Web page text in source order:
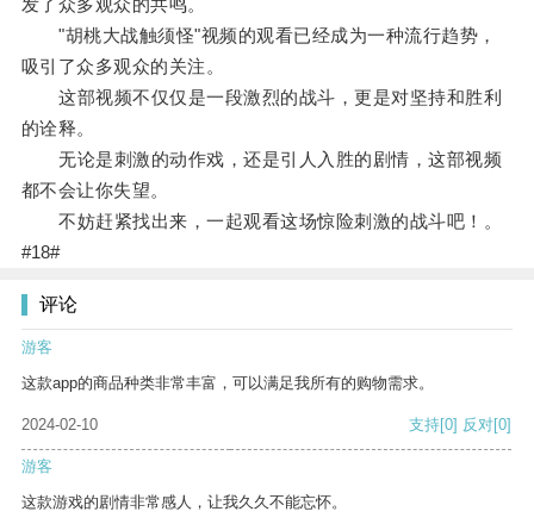
发了众多观众的共鸣。
"胡桃大战触须怪"视频的观看已经成为一种流行趋势，
吸引了众多观众的关注。
这部视频不仅仅是一段激烈的战斗，更是对坚持和胜利
的诠释。
无论是刺激的动作戏，还是引人入胜的剧情，这部视频
都不会让你失望。
不妨赶紧找出来，一起观看这场惊险刺激的战斗吧！。
#18#
评论
游客
这款app的商品种类非常丰富，可以满足我所有的购物需求。
2024-02-10 支持[0] 反对[0]
游客
这款游戏的剧情非常感人，让我久久不能忘怀。